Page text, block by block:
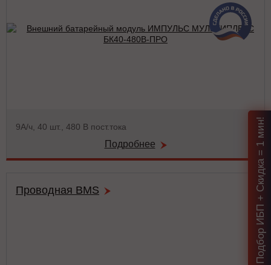
9A/ч, 40 шт., 480 В пост.тока
Подробнее
Проводная BMS Подбор ИБП + Скидка = 1 мин!